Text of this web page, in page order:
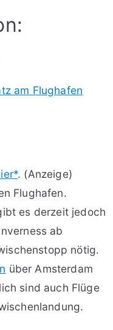
am Flughafen
. (Anzeige)
Flughafen.
es derzeit jedoch
ab
nötig.
über Amsterdam
sind auch Flüge